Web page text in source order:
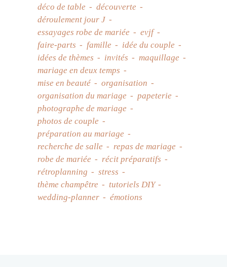
déco de table
découverte
déroulement jour J
essayages robe de mariée
evjf
faire-parts
famille
idée du couple
idées de thèmes
invités
maquillage
mariage en deux temps
mise en beauté
organisation
organisation du mariage
papeterie
photographe de mariage
photos de couple
préparation au mariage
recherche de salle
repas de mariage
robe de mariée
récit préparatifs
rétroplanning
stress
thème champêtre
tutoriels DIY
wedding-planner
émotions